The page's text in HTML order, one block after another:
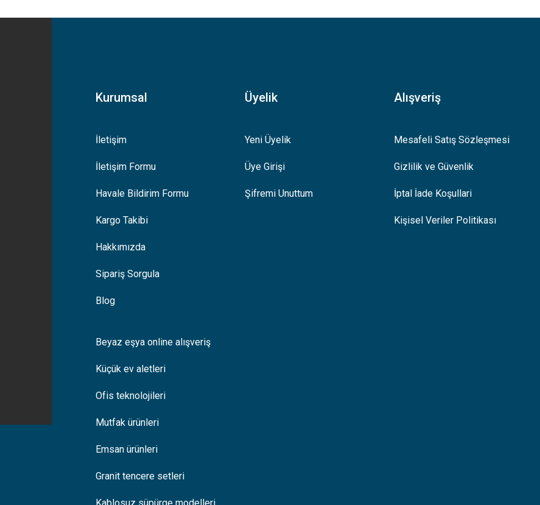
Bu ürüne ilk yorumu siz yapın!
Gönder
Kurumsal
İletişim
İletişim Formu
Havale Bildirim Formu
Kargo Takibi
Hakkımızda
Sipariş Sorgula
Blog
Üyelik
Yeni Üyelik
Üye Girişi
Şifremi Unuttum
Alışveriş
Mesafeli Satış Sözleşmesi
Gizlilik ve Güvenlik
İptal İade Koşullari
Kişisel Veriler Politikası
Beyaz eşya online alışveriş
Küçük ev aletleri
Ofis teknolojileri
Mutfak ürünleri
Emsan ürünleri
Granit tencere setleri